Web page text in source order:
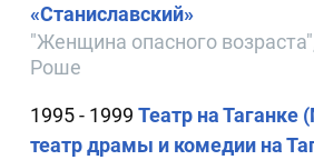
«Станиславский»
"Женщина опасного
Роше
1995 - 1999Театр на Таганке
театр драмы и комедии на